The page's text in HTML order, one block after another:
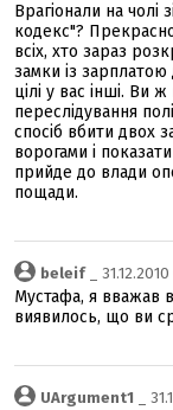
Врагіонали на чолі
кодекс"?
всіх, хто зараз
замки із
цілі у вас інші. Ви
переслідування
спосіб вбити двох
ворогами і
прийде до влади
пощади.
beleif_
Мустафа, я вважав
виявилось, що ви
UArgument1 _